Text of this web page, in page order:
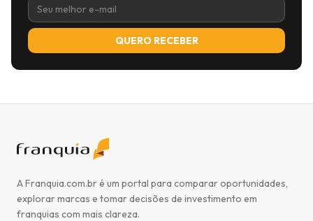
QUERO RECEBER
A Franquia.com.br é um portal para comparar oportunidades,
explorar marcas e tomar decisões de investimento em
franquias com mais clareza.